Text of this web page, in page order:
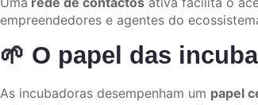
empreendedores e agentes do
🌱 O papel das
As incubadoras desempenham um papel